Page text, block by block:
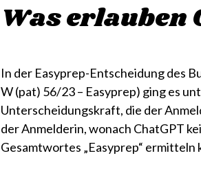
Was erlauben
In der Easyprep-Entscheidung des
W (pat) 56/23 – Easyprep) ging es
Unterscheidungskraft, die der
der Anmelderin, wonach ChatGPT
Gesamtwortes „Easyprep“